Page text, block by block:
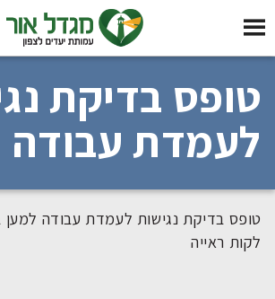
טופס בדיקת
לעמדת עבודה
טופס בדיקת נגישות לעמדת עבודה למען
לקות ראייה